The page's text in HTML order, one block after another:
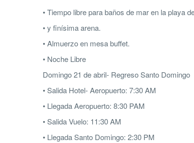
• Tiempo libre para baños de mar en la playa
• y finísima arena.
• Almuerzo en mesa buffet.
• Noche Libre
Domingo 21 de abril- Regreso Santo Domingo
• Salida Hotel- Aeropuerto: 7:30 AM
• Llegada Aeropuerto: 8:30 PAM
• Salida Vuelo: 11:30 AM
• Llegada Santo Domingo: 2:30 PM